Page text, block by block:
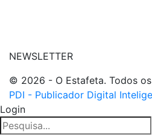
NEWSLETTER
© 2026 - O Estafeta. Todos
PDI - Publicador Digital
Login